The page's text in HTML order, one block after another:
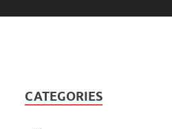
CATEGORIES